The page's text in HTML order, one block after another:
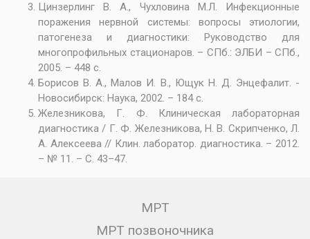
Цинзерлинг В. А., Чухловина М.Л. Инфекционные
поражения нервной системы: вопросы этиологии,
патогенеза и диагностики: Руководство для
многопрофильных стационаров. – СПб.: ЭЛБИ – СПб.,
2005. – 448 с.
Борисов В. А., Малов И. В., Ющук Н. Д. Энцефалит. -
Новосибирск: Наука, 2002. – 184 с.
Железникова, Г. Ф. Клиническая лабораторная
диагностика / Г. Ф. Железникова, H. B. Скрипченко, Л.
А. Алексеева // Клин. лаборатор. диагностика. – 2012.
– № 11. – С. 43–47.
МРТ
МРТ позвоночника